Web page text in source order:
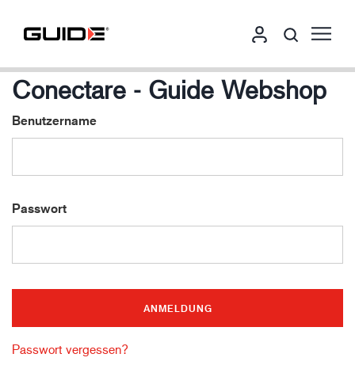
Conectare - Guide Webshop
Benutzername
Passwort
Passwort vergessen?